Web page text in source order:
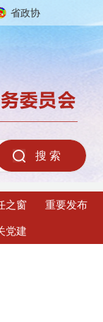
省政协
之窗 重要发布
党建